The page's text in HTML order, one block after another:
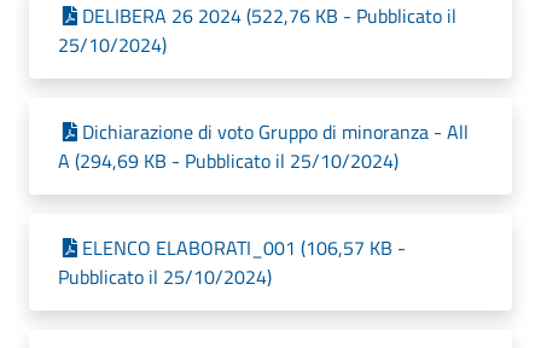
DELIBERA 26 2024 (522,76 KB - Pubblicato il
25/10/2024)
Dichiarazione di voto Gruppo di minoranza - All
A (294,69 KB - Pubblicato il 25/10/2024)
ELENCO ELABORATI_001 (106,57 KB -
Pubblicato il 25/10/2024)